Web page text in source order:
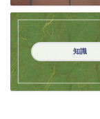
知識